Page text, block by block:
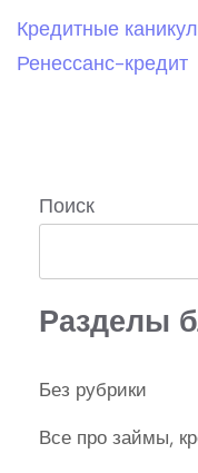
Навигация
Кредитные
Ренессанс-кредит
Поиск
Разделы
Без рубрики
Все про займы,